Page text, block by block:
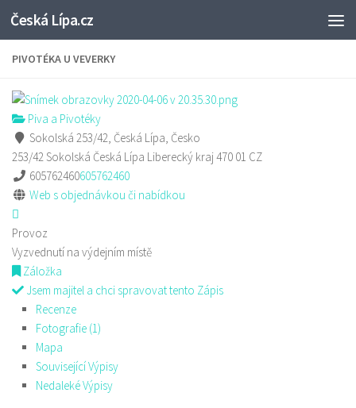
Skip to content
Česká Lípa.cz
PIVOTÉKA U VEVERKY
Piva a Pivotéky
Sokolská 253/42, Česká Lípa, Česko
253/42 Sokolská Česká Lípa Liberecký kraj470 01 CZ
605762460605762460
Web s objednávkou či nabídkou
Provoz
Vyzvednutí na výdejním místě
Záložka
Jsem majitel a chci spravovat tento Zápis
Recenze
Fotografie (1)
Mapa
Související Výpisy
Nedaleké Výpisy